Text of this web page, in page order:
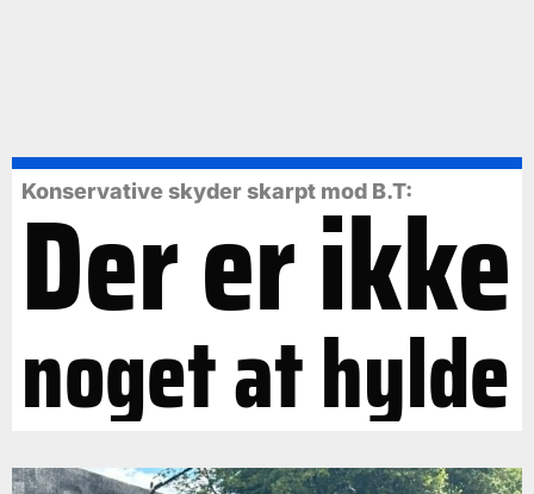
Konservative skyder skarpt mod B.T:
Der er ikke
noget at hylde